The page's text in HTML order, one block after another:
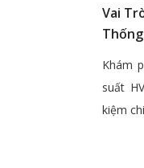
Vai
Khám
suất
kiệm